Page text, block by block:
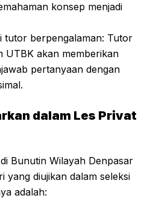
konsep menjadi
tutor berpengalaman: Tutor
UTBK akan memberikan
pertanyaan dengan
dalam Les Privat
Bunutin Wilayah Denpasar
yang diujikan dalam seleksi
adalah: